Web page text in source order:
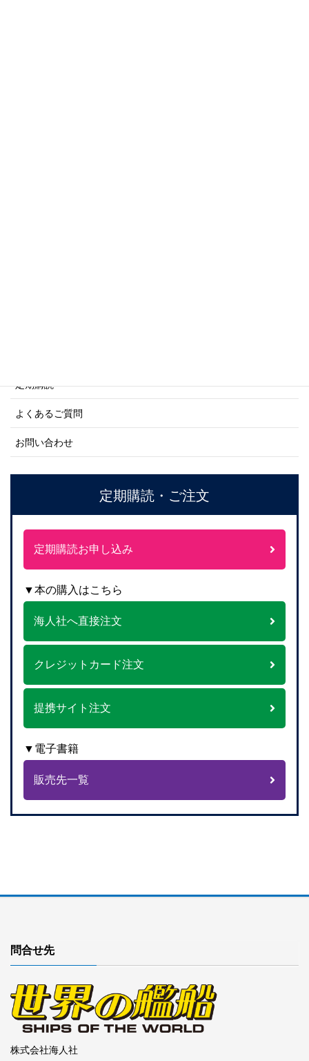
定期購読
よくあるご質問
お問い合わせ
定期購読・ご注文
定期購読お申し込み
▼本の購入はこちら
海人社へ直接注文
クレジットカード注文
提携サイト注文
▼電子書籍
販売先一覧
問合せ先
株式会社海人社